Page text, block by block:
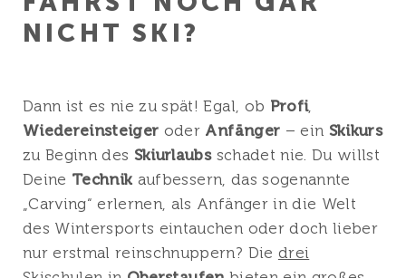
NICHT SKI?
Dann ist es nie zu spät! Egal, ob Profi,
Wiedereinsteiger oder Anfänger – ein Skikurs
zu Beginn des Skiurlaubsschadet nie. Du willst
Deine Technik aufbessern, das sogenannte
„Carving“ erlernen, als Anfänger in die Welt
des Wintersports eintauchen oder doch lieber
nur erstmal reinschnuppern? Die drei